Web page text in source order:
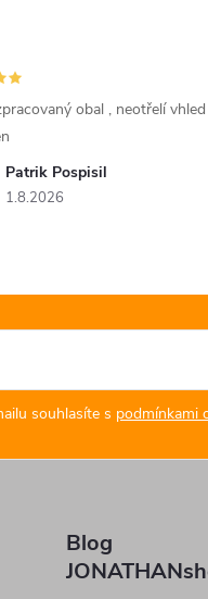
Patrik Pospisil
1.8.2026
obal , neotřelí
souhlasíte s podmínkami
Blog